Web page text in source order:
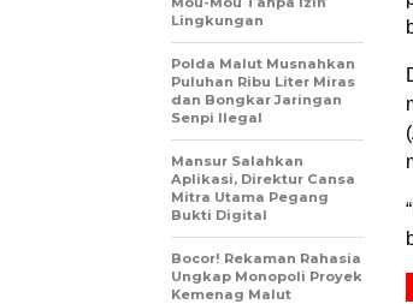
Lingkungan
Polda Malut Musnahkan
Puluhan Ribu Liter Miras
dan Bongkar Jaringan
Senpi Ilegal
Mansur Salahkan
Aplikasi, Direktur Cansa
Mitra Utama Pegang
Bukti Digital
Bocor! Rekaman Rahasia
Ungkap Monopoli Proyek
Kemenag Malut